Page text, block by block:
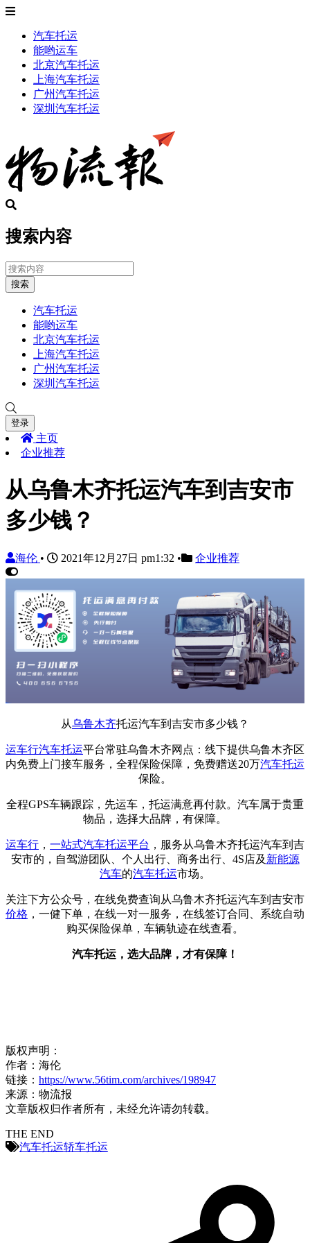
汽车托运
能哟运车
北京汽车托运
上海汽车托运
广州汽车托运
深圳汽车托运
搜索内容
搜索
汽车托运
能哟运车
北京汽车托运
上海汽车托运
广州汽车托运
深圳汽车托运
登录
主页
企业推荐
从乌鲁木齐托运汽车到吉安市
多少钱？
海伦 • 2021年12月27日 pm1:32 • 企业推荐
从乌鲁木齐托运汽车到吉安市多少钱？
运车行汽车托运平台常驻乌鲁木齐网点：线下提供乌鲁木齐区
内免费上门接车服务，全程保险保障，免费赠送20万汽车托运
保险。
全程GPS车辆跟踪，先运车，托运满意再付款。汽车属于贵重
物品，选择大品牌，有保障。
运车行 ， 一站式汽车托运平台 ，服务从乌鲁木齐托运汽车到吉
安市的，自驾游团队、个人出行、商务出行、4S店及 新能源
汽车的汽车托运市场。
关注下方公众号，在线免费查询从乌鲁木齐托运汽车到吉安市
价格 ，一健下单，在线一对一服务，在线签订合同、系统自动
购买保险保单，车辆轨迹在线查看。
汽车托运，选大品牌，才有保障！
版权声明：
作者：海伦
链接： https://www.56tim.com/archives/198947
来源：物流报
文章版权归作者所有，未经允许请勿转载。
THE END
汽车托运轿车托运